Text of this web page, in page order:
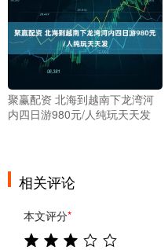
聚赢配资 北海到越南下龙湾河
内四日游980元/人纯玩天天发
相关评论
本文评分*